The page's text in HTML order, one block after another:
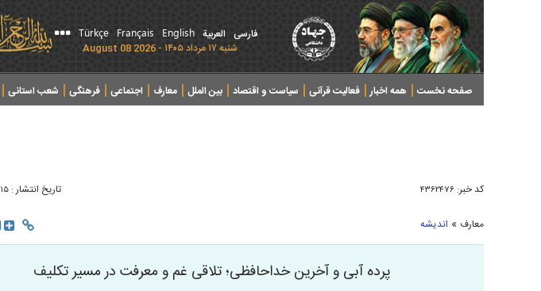
فارسی العربیة English
Français
Türkçe
شنبه ۱۷ مرداد ۱۴۰۵ - 2026 August 08
صفحه نخست همه اخبار فعالیت قرآنی سیاست و اقتصاد بین الملل معارف اجتماعی فرهنگی شعب استانی
کد خبر: ۴۳۶۲۴۷۶ تاریخ انتشار : ۱۵ تير ۱۴۰۵ - ۰۳:۲۳
معارف » اندیشه
پرده آبی و آخرین خداحافظی؛ تلاقی غم و معرفت در مسیر تکلیف